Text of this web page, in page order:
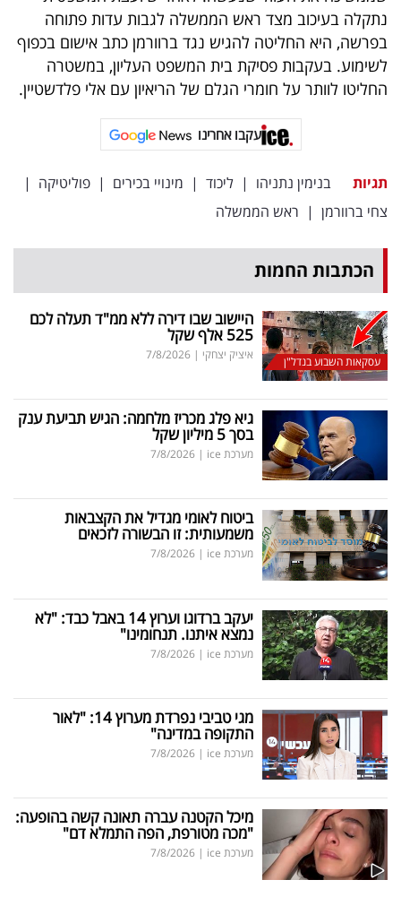
פרסמו
באייס
עקבו
נתקלה בעיכוב מצד ראש הממשלה לגבות עדות פתוחה
בפרשה, היא החליטה להגיש נגד ברוורמן כתב אישום בכפוף
לשימוע. בעקבות פסיקת בית המשפט העליון, במשטרה
החליטו לוותר על חומרי הגלם של הריאיון עם אלי פלדשטיין.
עקבו אחרינו
תגיות בנימין נתניהו | ליכוד | מינויי בכירים | פוליטיקה |
צחי ברוורמן | ראש הממשלה
הכתבות החמות
עסקאות השבוע בנדל"ן
היישוב שבו דירה ללא ממ"ד תעלה לכם
525 אלף שקל
איציק יצחקי |
7/8/2026
גיא פלג מכריז מלחמה: הגיש תביעת ענק
בסך 5 מיליון שקל
מערכת ice |
7/8/2026
ביטוח לאומי מגדיל את הקצבאות
משמעותית: זו הבשורה לזכאים
מערכת ice |
7/8/2026
יעקב ברדוגו וערוץ 14 באבל כבד: "לא
נמצא איתנו. תנחומינו"
מערכת ice |
7/8/2026
מגי טביבי נפרדת מערוץ 14: "לאור
התקופה במדינה"
מערכת ice |
7/8/2026
מיכל הקטנה עברה תאונה קשה בהופעה:
"מכה מטורפת, הפה התמלא דם"
מערכת ice |
7/8/2026